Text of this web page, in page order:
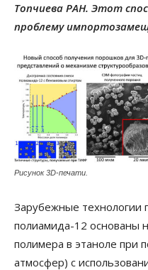
Топчиева РАН. Этот
проблему
Рисунок 3D-печати.
Зарубежные технологии
полиамида-12 основаны
полимера в этаноле при
атмосфер) с